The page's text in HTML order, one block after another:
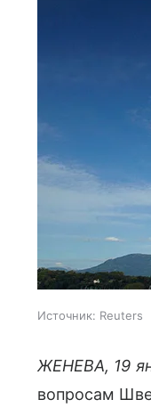
Источник: Reuters
ЖЕНЕВА, 19
вопросам